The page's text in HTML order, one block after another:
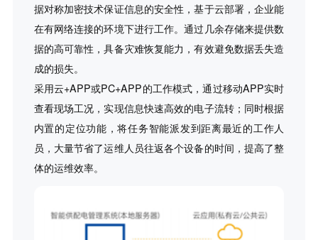
据对称加密技术保证信息的安全性，基于云部署，企业能
在有网络连接的环境下进行工作。通过几余存储来提供数
据的高可靠性，具备灾难恢复能力，有效避免数据丢失造
成的损失。
采用云+APP或PC+APP的工作模式，通过移动APP实时
查看现场工况，实现信息快速高效的电子流转；同时根据
内置的定位功能，将任务智能派发到距离最近的工作人
员，大量节省了运维人员往返各个设备的时间，提高了整
体的运维效率。